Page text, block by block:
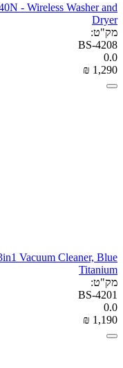
- Wireless Washer and
Dryer
מק"ט:
BS-4208
0.0
₪ 1,290
Vacuum Cleaner, Blue
Titanium
מק"ט:
BS-4201
0.0
₪ 1,190